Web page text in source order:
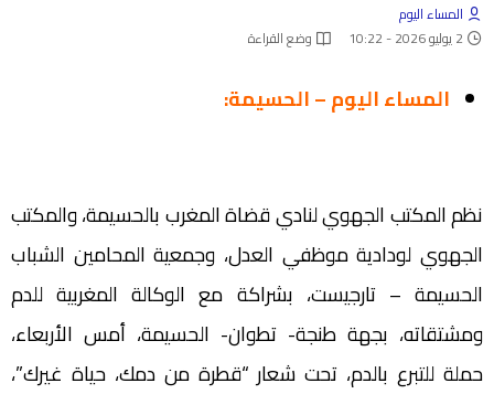
المساء اليوم
2 يوليو 2026 - 10:22
وضع القراءة
المساء اليوم – الحسيمة:
نظم المكتب الجهوي لنادي قضاة المغرب بالحسيمة، والمكتب
الجهوي لودادية موظفي العدل، وجمعية المحامين الشباب
الحسيمة – تارجيست، بشراكة مع الوكالة المغربية للدم
ومشتقاته، بجهة طنجة- تطوان- الحسيمة، أمس الأربعاء،
حملة للتبرع بالدم، تحت شعار “قطرة من دمك، حياة غيرك”،